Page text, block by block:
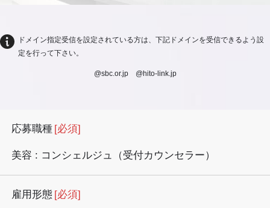
ドメイン指定受信を設定されている方は、下記ドメインを受信できるよう設
定を行って下さい。
@sbc.or.jp @hito-link.jp
応募職種 [必須]
美容 : コンシェルジュ（受付カウンセラー）
雇用形態 [必須]